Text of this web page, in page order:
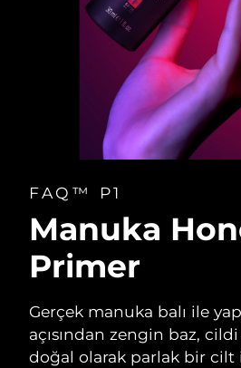
FAQ™ P1
Manuka
Primer
Gerçek manuka balı ile
açısından zengin baz,
doğal olarak parlak bir cilt